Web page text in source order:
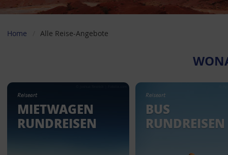
Home Alle Reise-Angebote
Reiseart
MIETWAGEN
RUNDREISEN
Reiseart
BUS
RUNDREISEN